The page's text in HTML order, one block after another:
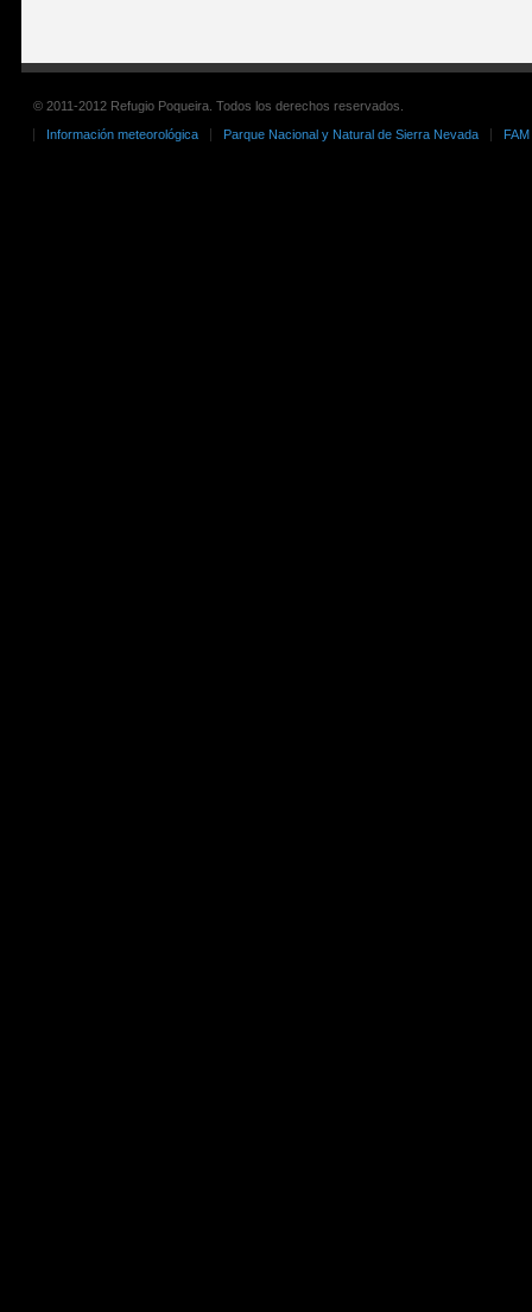
© 2011-2012 Refugio Poqueira. Todos los derechos reservados.
Información meteorológica
Parque Nacional y Natural de Sierra Nevada FAM